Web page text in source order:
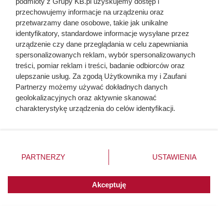
Różnica na kilogramie jest potężna
Rezerwują po 4 paczki w koszyku.
przechowujemy informacje na urządzeniu oraz
przetwarzamy dane osobowe, takie jak unikalne
identyfikatory, standardowe informacje wysyłane przez
urządzenie czy dane przeglądania w celu zapewniania
spersonalizowanych reklam, wybór spersonalizowanych
treści, pomiar reklam i treści, badanie odbiorców oraz
ulepszanie usług. Za zgodą Użytkownika my i Zaufani
Partnerzy możemy używać dokładnych danych
geolokalizacyjnych oraz aktywnie skanować
charakterystykę urządzenia do celów identyfikacji.
zmienić/wycofać klikając przycisk ustawień prywatności
znajdujący się w lewym dolnym rogu strony. Niektóre
użytkownika, ale masz prawo sprzeciwić się takiemu
przetwarzaniu. Preferencje będą miały zastosowania do
PARTNERZY USTAWIENIA
Akceptuję